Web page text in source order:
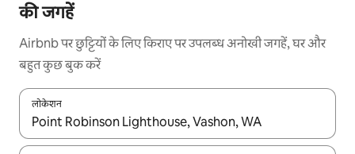
की जगहें
Airbnb पर छुट्टियों के लिए किराए पर उपलब्ध अनोखी जगहें, घर और
बहुत कुछ बुक करें
लोकेशन
नतीजों के उपलब्ध होने पर, अप और डाउन 'ऐरो की' का इस्तेमाल करके नेविगेट